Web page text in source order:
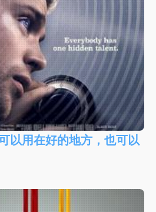
以用在好的地方，也可以